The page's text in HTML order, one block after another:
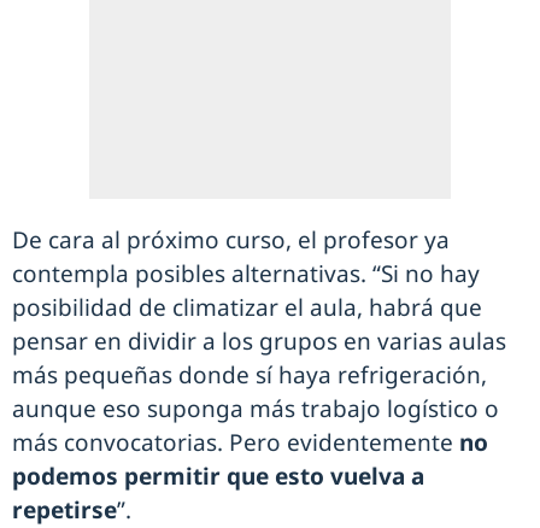
De cara al próximo curso, el profesor ya
contempla posibles alternativas. “Si no hay
posibilidad de climatizar el aula, habrá que
pensar en dividir a los grupos en varias aulas
más pequeñas donde sí haya refrigeración,
aunque eso suponga más trabajo logístico o
más convocatorias. Pero evidentemente no
podemos permitir que esto vuelva a
repetirse”.